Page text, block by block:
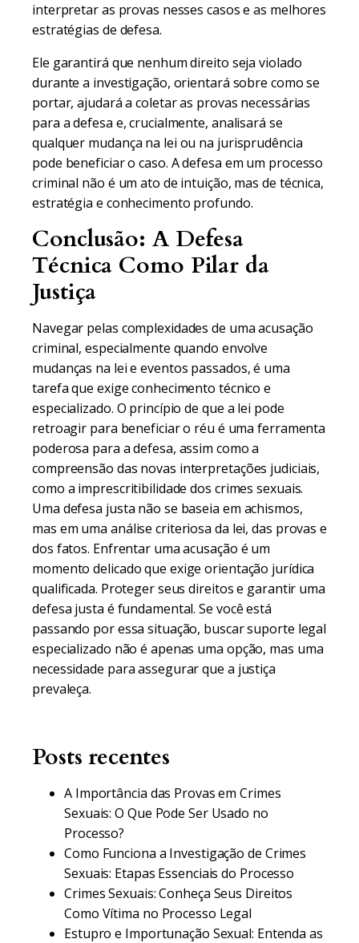
interpretar as provas nesses casos e as melhores
estratégias de defesa.
Ele garantirá que nenhum direito seja violado
durante a investigação, orientará sobre como se
portar, ajudará a coletar as provas necessárias
para a defesa e, crucialmente, analisará se
qualquer mudança na lei ou na jurisprudência
pode beneficiar o caso. A defesa em um processo
criminal não é um ato de intuição, mas de técnica,
estratégia e conhecimento profundo.
Conclusão: A Defesa
Técnica Como Pilar da
Justiça
Navegar pelas complexidades de uma acusação
criminal, especialmente quando envolve
mudanças na lei e eventos passados, é uma
tarefa que exige conhecimento técnico e
especializado. O princípio de que a lei pode
retroagir para beneficiar o réu é uma ferramenta
poderosa para a defesa, assim como a
compreensão das novas interpretações judiciais,
como a imprescritibilidade dos crimes sexuais.
Uma defesa justa não se baseia em achismos,
mas em uma análise criteriosa da lei, das provas e
dos fatos. Enfrentar uma acusação é um
momento delicado que exige orientação jurídica
qualificada. Proteger seus direitos e garantir uma
defesa justa é fundamental. Se você está
passando por essa situação, buscar suporte legal
especializado não é apenas uma opção, mas uma
necessidade para assegurar que a justiça
prevaleça.
Posts recentes
A Importância das Provas em Crimes
Sexuais: O Que Pode Ser Usado no
Processo?
Como Funciona a Investigação de Crimes
Sexuais: Etapas Essenciais do Processo
Crimes Sexuais: Conheça Seus Direitos
Como Vítima no Processo Legal
Estupro e Importunação Sexual: Entenda as